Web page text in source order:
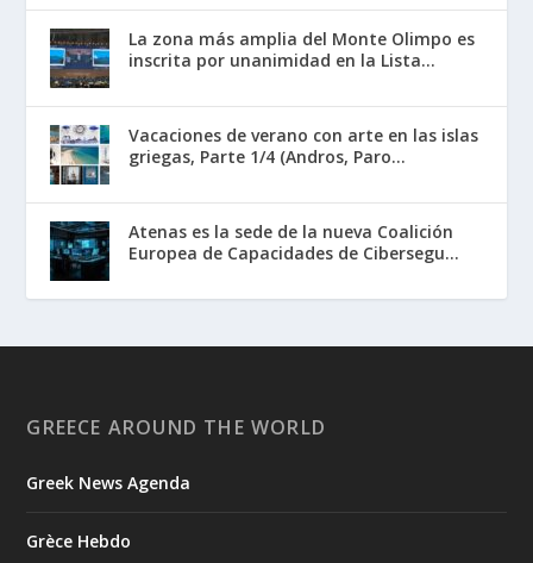
La zona más amplia del Monte Olimpo es
inscrita por unanimidad en la Lista...
Vacaciones de verano con arte en las islas
griegas, Parte 1/4 (Andros, Paro...
Atenas es la sede de la nueva Coalición
Europea de Capacidades de Cibersegu...
GREECE AROUND THE WORLD
Greek News Agenda
Grèce Hebdo